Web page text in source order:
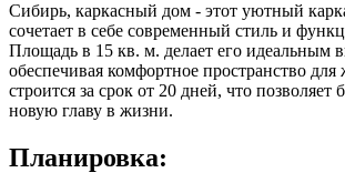
Сибирь, каркасный дом - этот уютный
сочетает в себе современный стиль и
Площадь в 15 кв. м. делает его идеальным
обеспечивая комфортное пространство
строится за срок от 20 дней, что позволяет
новую главу в жизни.
Планировка: